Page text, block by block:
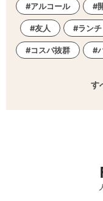
アルコール
友人 ランチ
コスパ抜群
す